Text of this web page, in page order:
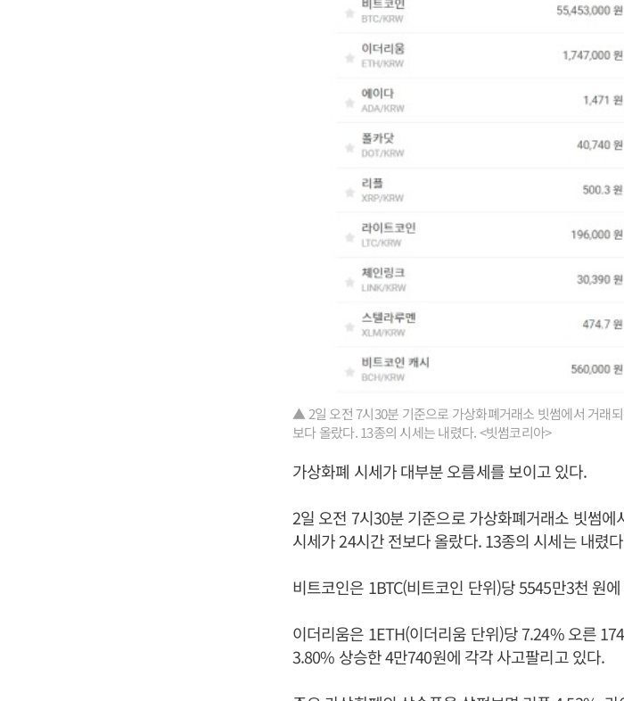
▲ 2일 오전 7시30분 기준으로 가상화폐거래소 빗썸에서 거래
보다 올랐다. 13종의 시세는 내렸다. <빗썸코리아>
가상화폐 시세가 대부분 오름세를 보이고 있다.
2일 오전 7시30분 기준으로 가상화폐거래소 빗썸
시세가 24시간 전보다 올랐다. 13종의 시세는 내렸
비트코인은 1BTC(비트코인 단위)당 5545만3천 원
이더리움은 1ETH(이더리움 단위)당 7.24% 오른
3.80% 상승한 4만740원에 각각 사고팔리고 있다.